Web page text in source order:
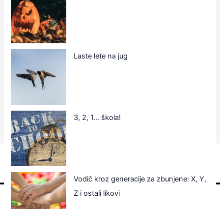
Laste lete na jug
3, 2, 1… škola!
Vodič kroz generacije za zbunjene: X, Y,
Z i ostali likovi